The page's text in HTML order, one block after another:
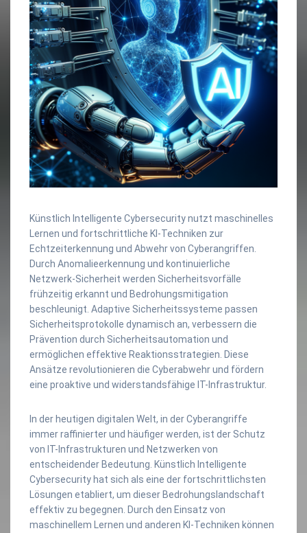
Künstlich Intelligente Cybersecurity nutzt maschinelles
Lernen und fortschrittliche KI-Techniken zur
Echtzeiterkennung und Abwehr von Cyberangriffen.
Durch Anomalieerkennung und kontinuierliche
Netzwerk-Sicherheit werden Sicherheitsvorfälle
frühzeitig erkannt und Bedrohungsmitigation
beschleunigt. Adaptive Sicherheitssysteme passen
Sicherheitsprotokolle dynamisch an, verbessern die
Prävention durch Sicherheitsautomation und
ermöglichen effektive Reaktionsstrategien. Diese
Ansätze revolutionieren die Cyberabwehr und fördern
eine proaktive und widerstandsfähige IT-Infrastruktur.
In der heutigen digitalen Welt, in der Cyberangriffe
immer raffinierter und häufiger werden, ist der Schutz
von IT-Infrastrukturen und Netzwerken von
entscheidender Bedeutung. Künstlich Intelligente
Cybersecurity hat sich als eine der fortschrittlichsten
Lösungen etabliert, um dieser Bedrohungslandschaft
effektiv zu begegnen. Durch den Einsatz von
maschinellem Lernen und anderen KI-Techniken können